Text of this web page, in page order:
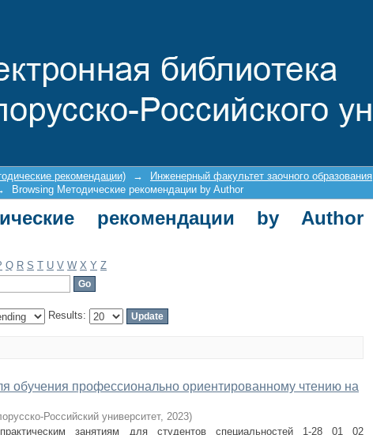
рекомендации) → Инженерный факультет заочного образования
Browsing Методические рекомендации by Author
рекомендации by Author
Q R S T U V W X Y Z
Results:
обучения профессионально ориентированному чтению на
Российский университет, 2023)
занятиям для студентов специальностей 1-28 01 02